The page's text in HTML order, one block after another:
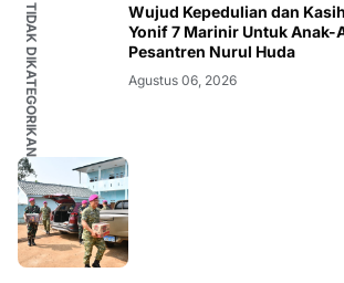
TIDAK DIKATEGORIKAN
Wujud Kepedulian dan
Yonif 7 Marinir Untuk Anak-
Pesantren Nurul Huda
Agustus 06, 2026